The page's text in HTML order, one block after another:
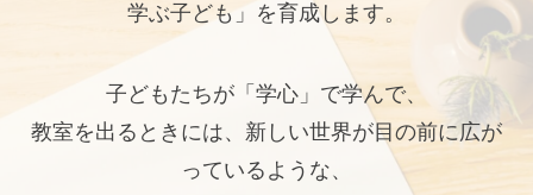
学ぶ子ども」を育成します。
子どもたちが「学心」で学んで、
教室を出るときには、新しい世界が目の前に広が
っているような、